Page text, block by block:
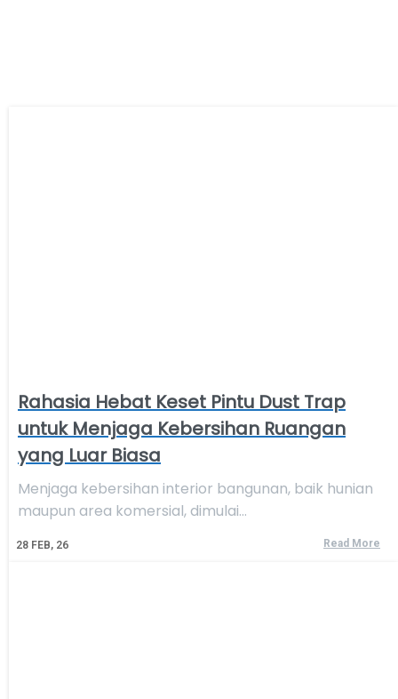
Rahasia Hebat Keset Pintu Dust Trap
untuk Menjaga Kebersihan Ruangan
yang Luar Biasa
28 FEB, 26
Menjaga kebersihan interior bangunan, baik hunian
maupun area komersial, dimulai…
Read More